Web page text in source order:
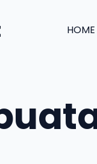
HOME